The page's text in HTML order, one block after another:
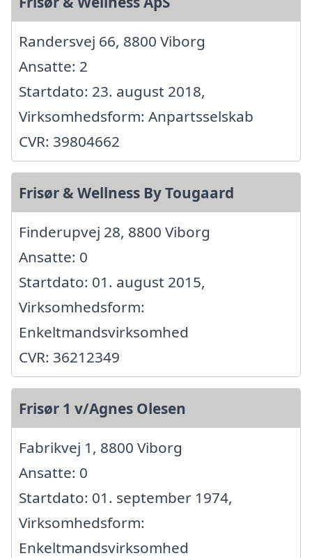
Randersvej 66, 8800 Viborg
Ansatte: 2
Startdato: 23. august 2018,
Virksomhedsform: Anpartsselskab
CVR: 39804662
Frisør & Wellness By Tougaard
Finderupvej 28, 8800 Viborg
Ansatte: 0
Startdato: 01. august 2015,
Virksomhedsform:
Enkeltmandsvirksomhed
CVR: 36212349
Frisør 1 v/Agnes Olesen
Fabrikvej 1, 8800 Viborg
Ansatte: 0
Startdato: 01. september 1974,
Virksomhedsform:
Enkeltmandsvirksomhed